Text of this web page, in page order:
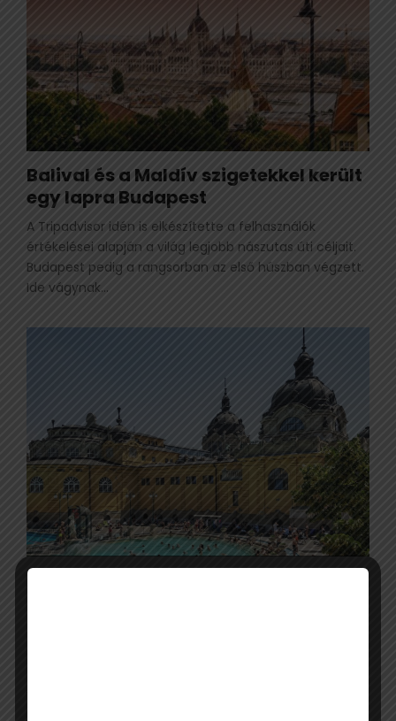
Balival és a Maldív szigetekkel került
egy lapra Budapest
A Tripadvisor idén is elkészítette a felhasználók
értékelései alapján a világ legjobb nászutas úti céljait.
Budapest pedig a rangsorban az első húszban végzett.
Ide vágynak...
A világ második legpihentetőbb